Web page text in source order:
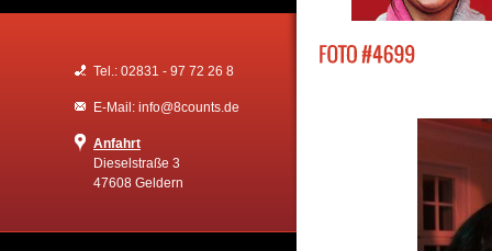
Tel.: 02831 - 97 72 26 8
E-Mail: info@8counts.de
Anfahrt
Dieselstraße 3
47608 Geldern